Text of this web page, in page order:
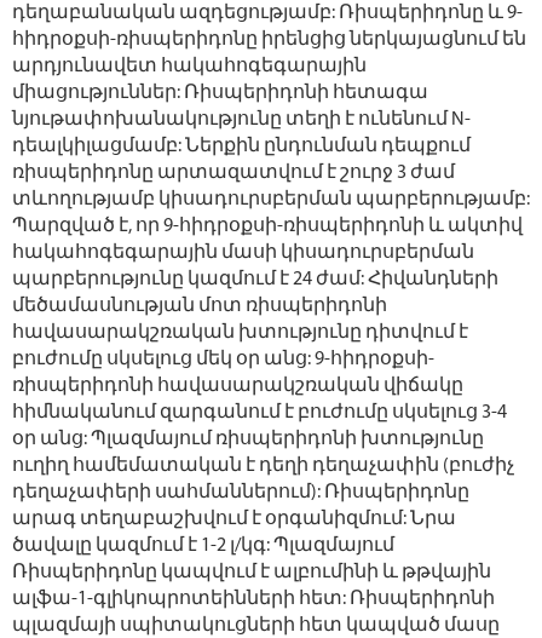
դեղաբանական ազդեցությամբ: Ռիսպերիդոնը և 9-
հիդրօքսի-ռիսպերիդոնը իրենցից ներկայացնում են
արդյունավետ հակահոգեգարային
միացություններ: Ռիսպերիդոնի հետագա
նյութափոխանակությունը տեղի է ունենում N-
դեալկիլացմամբ: Ներքին ընդունման դեպքում
ռիսպերիդոնը արտազատվում է շուրջ 3 ժամ
տևողությամբ կիսադուրսբերման պարբերությամբ:
Պարզված է, որ 9-հիդրօքսի-ռիսպերիդոնի և ակտիվ
հակահոգեգարային մասի կիսադուրսբերման
պարբերությունը կազմում է 24 ժամ: Հիվանդների
մեծամասնության մոտ ռիսպերիդոնի
հավասարակշռական խտությունը դիտվում է
բուժումը սկսելուց մեկ օր անց: 9-հիդրօքսի-
ռիսպերիդոնի հավասարակշռական վիճակը
հիմնականում զարգանում է բուժումը սկսելուց 3-4
օր անց: Պլազմայում ռիսպերիդոնի խտությունը
ուղիղ համեմատական է դեղի դեղաչափին (բուժիչ
դեղաչափերի սահմաններում): Ռիսպերիդոնը
արագ տեղաբաշխվում է օրգանիզմում: Նրա
ծավալը կազմում է 1-2 լ/կգ: Պլազմայում
Ռիսպերիդոնը կապվում է ալբումինի և թթվային
ալֆա-1-գլիկոպրոտեինների հետ: Ռիսպերիդոնի
պլազմայի սպիտակուցների հետ կապված մասը